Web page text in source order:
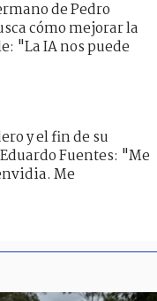
de Pedro
cómo mejorar la
"La IA nos puede
y el fin de su
Fuentes: "Me
Me